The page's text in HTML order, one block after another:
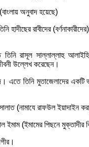
অনুবাদ হয়েছে)
হাদীছের রাবীদের
রাসূল সাল্লাল্লাহু
উল্লেখ করেছেন।
তিনি মুতাজেলাদের একটি
(নামাযে রাফউল ইয়াদাইন
(ইমামের পিছনে মুক্তাদীর